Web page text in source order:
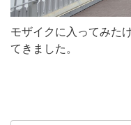
モザイクに入ってみた
てきました。